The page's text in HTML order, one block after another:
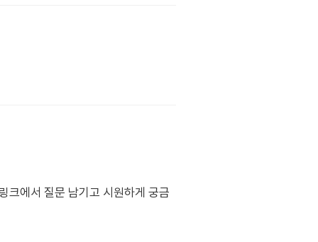
크에서 질문 남기고 시원하게 궁금